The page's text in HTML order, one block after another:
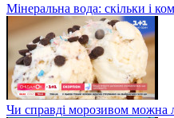
Мінеральна вода: скільки і
Чи справді морозивом можна